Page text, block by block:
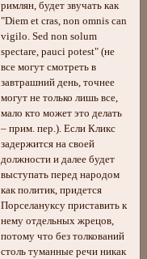
римлян, будет звучать как
"Diem et cras, non omnis can
vigilo. Sed non solum
spectare, pauci potest" (не
все могут смотреть в
завтрашний день, точнее
могут не только лишь все,
мало кто может это делать
– прим. пер.). Если Кликс
задержится на своей
должности и далее будет
выступать перед народом
как политик, придется
Порселануксу приставить к
нему отдельных жрецов,
потому что без толкований
столь туманные речи никак